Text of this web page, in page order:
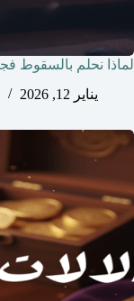
لماذا نحلم بالسقوط
يناير 12, 2026